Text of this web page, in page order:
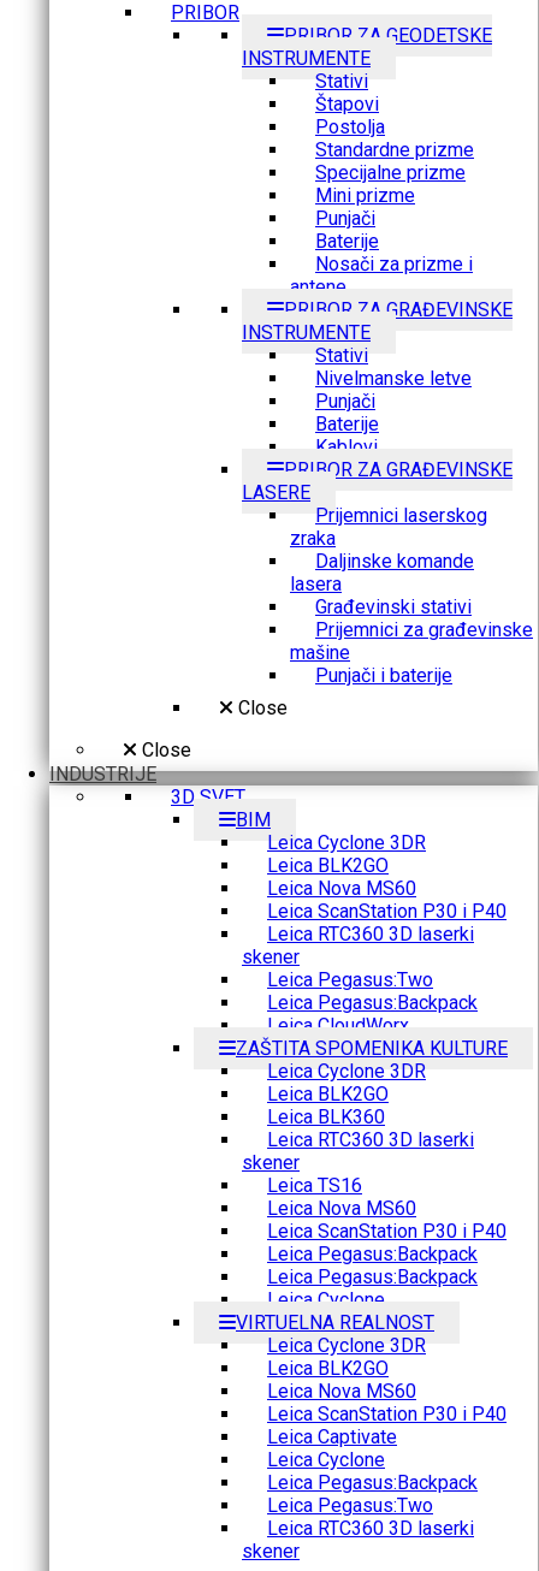
PRIBOR
PRIBOR ZA GEODETSKE
INSTRUMENTE
Stativi
Štapovi
Postolja
Standardne prizme
Specijalne prizme
Mini prizme
Punjači
Baterije
Nosači za prizme i
antene
PRIBOR ZA GRAĐEVINSKE
INSTRUMENTE
Stativi
Nivelmanske letve
Punjači
Baterije
Kablovi
PRIBOR ZA GRAĐEVINSKE
LASERE
Prijemnici laserskog
zraka
Daljinske komande
lasera
Građevinski stativi
Prijemnici za građevinske
mašine
Punjači i baterije
Close
Close
INDUSTRIJE
3D SVET
BIM
Leica Cyclone 3DR
Leica BLK2GO
Leica Nova MS60
Leica ScanStation P30 i P40
Leica RTC360 3D laserki
skener
Leica Pegasus:Two
Leica Pegasus:Backpack
Leica CloudWorx
ZAŠTITA SPOMENIKA KULTURE
Leica Cyclone 3DR
Leica BLK2GO
Leica BLK360
Leica RTC360 3D laserki
skener
Leica TS16
Leica Nova MS60
Leica ScanStation P30 i P40
Leica Pegasus:Backpack
Leica Pegasus:Backpack
Leica Cyclone
VIRTUELNA REALNOST
Leica Cyclone 3DR
Leica BLK2GO
Leica Nova MS60
Leica ScanStation P30 i P40
Leica Captivate
Leica Cyclone
Leica Pegasus:Backpack
Leica Pegasus:Two
Leica RTC360 3D laserki
skener